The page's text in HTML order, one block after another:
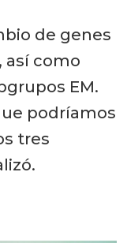
de genes
así como
EM.
podríamos
tres